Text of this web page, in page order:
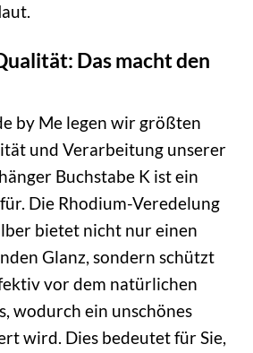
Das macht den
by Me legen wir größten
und Verarbeitung unserer
Buchstabe K ist ein
Die Rhodium-Veredelung
bietet nicht nur einen
Glanz, sondern schützt
vor dem natürlichen
wodurch ein unschönes
wird. Dies bedeutet für Sie,